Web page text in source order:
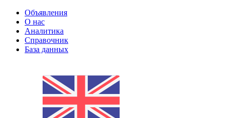
Объявления
О нас
Аналитика
Справочник
База данных